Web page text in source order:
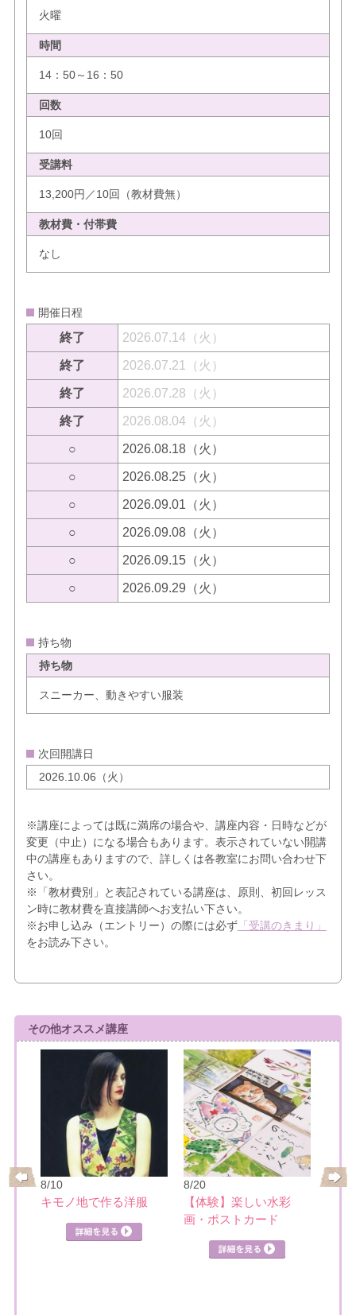
火曜
時間
14：50～16：50
回数
10回
受講料
13,200円／10回（教材費無）
教材費・付帯費
なし
開催日程
終了 2026.07.14（火）
終了 2026.07.21（火）
終了 2026.07.28（火）
終了 2026.08.04（火）
○ 2026.08.18（火）
○ 2026.08.25（火）
○ 2026.09.01（火）
○ 2026.09.08（火）
○ 2026.09.15（火）
○ 2026.09.29（火）
持ち物
持ち物
スニーカー、動きやすい服装
次回開講日
2026.10.06（火）
※講座によっては既に満席の場合や、講座内容・日時などが
変更（中止）になる場合もあります。表示されていない開講
中の講座もありますので、詳しくは各教室にお問い合わせ下
さい。
※「教材費別」と表記されている講座は、原則、初回レッス
ン時に教材費を直接講師へお支払い下さい。
※お申し込み（エントリー）の際には必ず「受講のきまり」
をお読み下さい。
その他オススメ講座
8/10
キモノ地で作る洋服
8/20
【体験】楽しい水彩
画・ポストカード